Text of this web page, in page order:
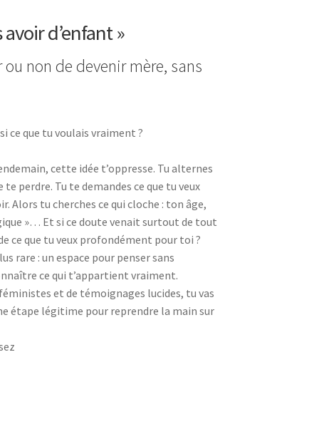
d’enfant »
non de devenir mère, sans
ce que tu voulais vraiment ?
cette idée t’oppresse. Tu alternes
perdre. Tu te demandes ce que tu veux
Alors tu cherches ce qui cloche : ton âge,
»… Et si ce doute venait surtout de tout
ce que tu veux profondément pour toi ?
rare : un espace pour penser sans
ce qui t’appartient vraiment.
et de témoignages lucides, tu vas
étape légitime pour reprendre la main sur